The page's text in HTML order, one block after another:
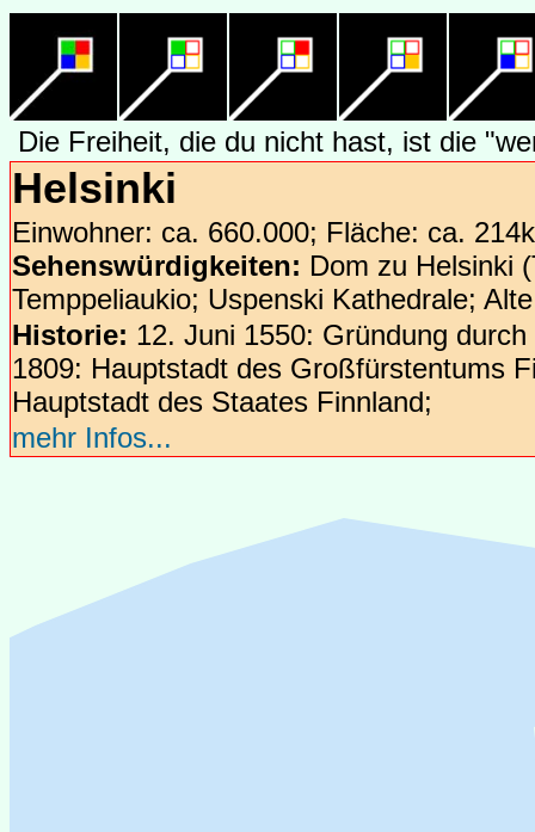
Helsinki
Einwohner: ca. 660.000; Fläche: ca.
Sehenswürdigkeiten: Dom zu Helsinki
Temppeliaukio; Uspenski Kathedrale;
Historie: 12. Juni 1550: Gründung
1809: Hauptstadt des Großfürstentums
Hauptstadt des Staates Finnland;
mehr Infos...
Die Freiheit, die du nicht hast, ist die